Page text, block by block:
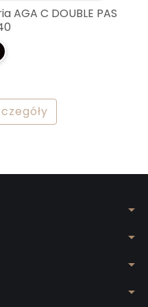
AGA C DOUBLE PAS
arrow_drop_down
arrow_drop_down
arrow_drop_down
arrow_drop_down